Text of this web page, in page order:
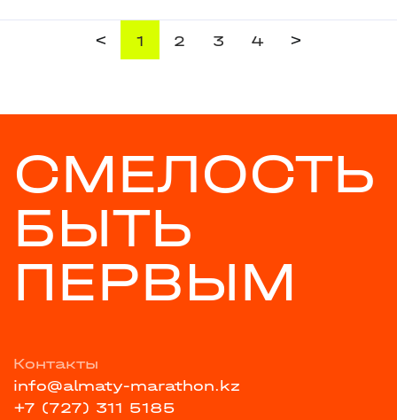
< 1 2 3 4 >
СМЕЛОСТЬ
БЫТЬ
ПЕРВЫМ
Контакты
info@almaty-marathon.kz
+7 (727) 311 5185